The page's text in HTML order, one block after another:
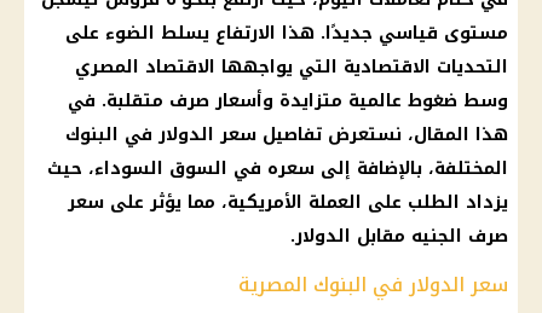
مستوى قياسي جديدًا. هذا الارتفاع يسلط الضوء على
التحديات الاقتصادية التي يواجهها الاقتصاد المصري
وسط ضغوط عالمية متزايدة وأسعار صرف متقلبة. في
هذا المقال، نستعرض تفاصيل سعر الدولار في البنوك
المختلفة، بالإضافة إلى سعره في السوق السوداء، حيث
يزداد الطلب على العملة الأمريكية، مما يؤثر على سعر
صرف الجنيه مقابل الدولار.
سعر الدولار في البنوك المصرية